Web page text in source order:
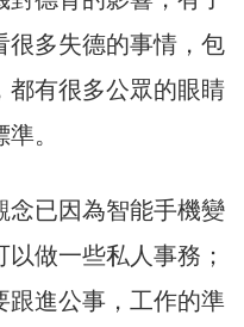
很多失德的事情，包
都有很多公眾的眼睛
。
念已因為智能手機變
做一些私人事務；
跟進公事，工作的準